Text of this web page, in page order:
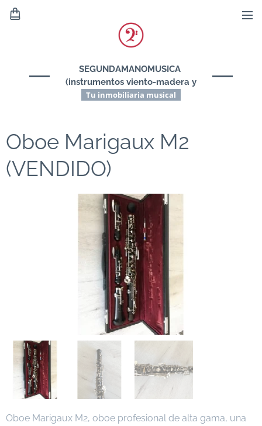
SEGUNDAMANOMUSICA
(instrumentos viento-madera y
viento-metal)
Tu inmobiliaria musical
Oboe Marigaux M2
(VENDIDO)
Oboe Marigaux M2, oboe profesional de alta gama, una